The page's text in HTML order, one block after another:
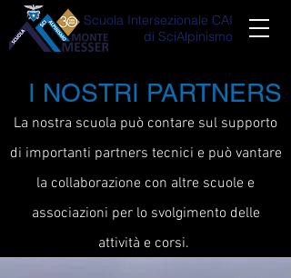
Scuola Intersezionale CAI
di SciAlpinismo
I NOSTRI PARTNERS
La nostra scuola può contare sul supporto
di importanti partners tecnici e può vantare
la collaborazione con altre scuole e
associazioni per lo svolgimento delle
attività e corsi.